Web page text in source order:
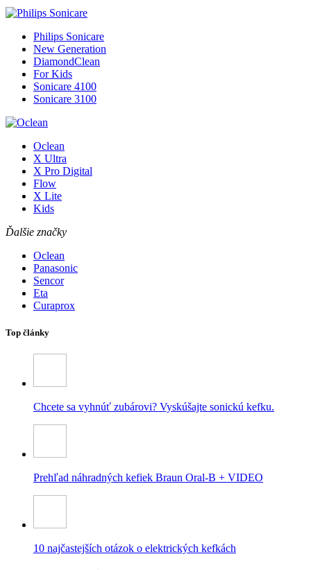
Philips Sonicare
New Generation
DiamondClean
For Kids
Sonicare 4100
Sonicare 3100
Oclean
X Ultra
X Pro Digital
Flow
X Lite
Kids
Ďalšie značky
Oclean
Panasonic
Sencor
Eta
Curaprox
Top články
Chcete sa vyhnúť zubárovi? Vyskúšajte sonickú kefku.
Prehľad náhradných kefiek Braun Oral-B + VIDEO
10 najčastejších otázok o elektrických kefkách